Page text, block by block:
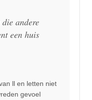
andere
een huis
ll en letten niet
gevoel